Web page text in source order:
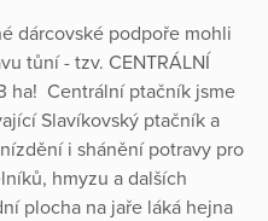
dárcovské podpoře mohli
tůní - tzv. CENTRÁLNÍ
ha! Centrální ptačník jsme
Slavíkovský ptačník a
i shánění potravy pro
hmyzu a dalších
plocha na jaře láká hejna